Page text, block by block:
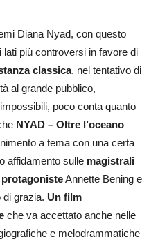
Diana Nyad, con questo
più controversi in favore di
classica, nel tentativo di
al grande pubblico,
poco conta quanto
NYAD – Oltre l’oceano
a tema con una certa
affidamento sulle magistrali
Annette Bening e
di grazia. Un film
che va accettato anche nelle
e melodrammatiche